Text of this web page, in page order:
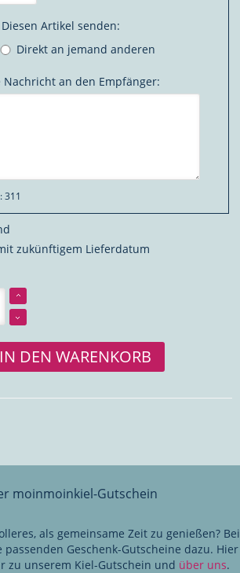
Diesen Artikel senden:
Direkt an jemand anderen
an den Empfänger:
311
zukünftigem Lieferdatum
IN DEN WARENKORB
moinmoinkiel-Gutschein
als gemeinsame Zeit zu genießen? Bei
Geschenk-Gutscheine dazu. Hier
zu unserem Kiel-Gutschein und über uns.